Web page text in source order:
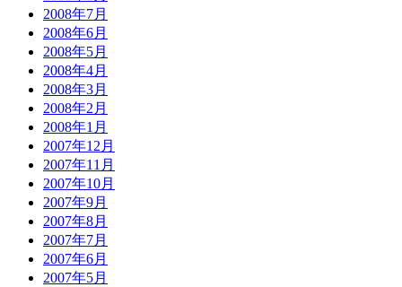
2008年7月
2008年6月
2008年5月
2008年4月
2008年3月
2008年2月
2008年1月
2007年12月
2007年11月
2007年10月
2007年9月
2007年8月
2007年7月
2007年6月
2007年5月